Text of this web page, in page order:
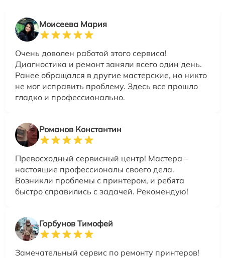
Моисеева Мария
Очень доволен работой этого сервиса!
Диагностика и ремонт заняли всего один день.
Ранее обращался в другие мастерские, но никто
не мог исправить проблему. Здесь все прошло
гладко и профессионально.
Романов Константин
Превосходный сервисный центр! Мастера –
настоящие профессионалы своего дела.
Возникли проблемы с принтером, и ребята
быстро справились с задачей. Рекомендую!
Горбунов Тимофей
Замечательный сервис по ремонту принтеров!